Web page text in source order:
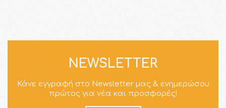
NEWSLETTER
Κάνε εγγραφή στο Newsletter μας & ενημερώσου
πρώτος για νέα και προσφορές!